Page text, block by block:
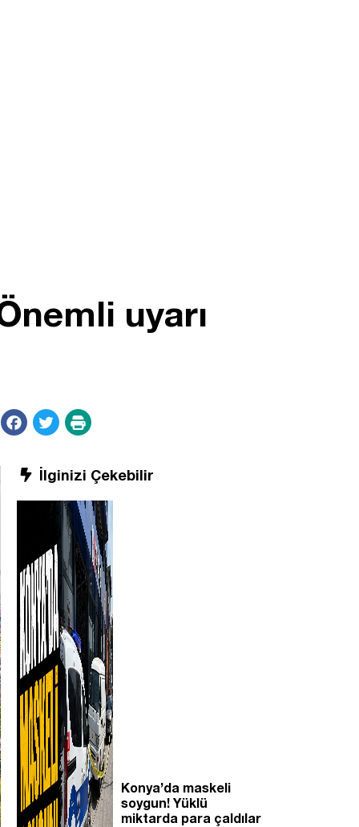
uyarı
İlginizi Çekebilir
Konya’da maskeli
soygun! Yüklü
miktarda para çaldılar